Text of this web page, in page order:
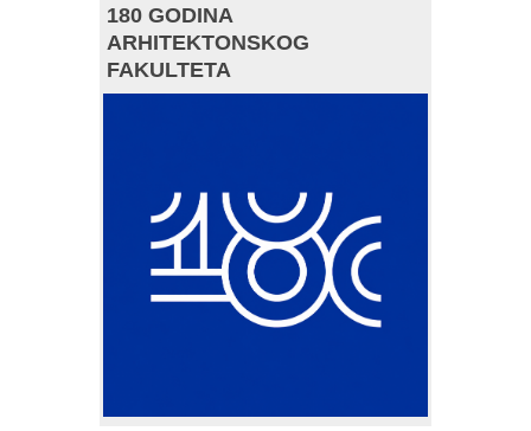
180 GODINA
ARHITEKTONSKOG
FAKULTETA